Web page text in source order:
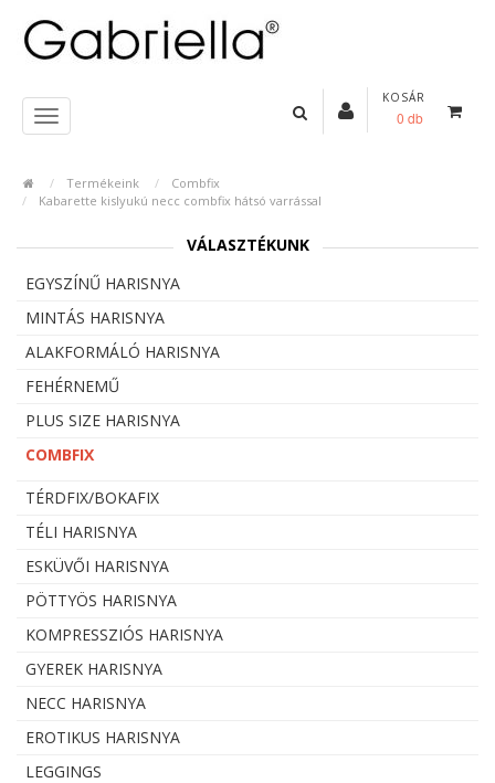
KOSÁR
0 db
Termékeink
Combfix
Kabarette kislyukú necc combfix hátsó varrással
VÁLASZTÉKUNK
EGYSZÍNŰ HARISNYA
MINTÁS HARISNYA
ALAKFORMÁLÓ HARISNYA
FEHÉRNEMŰ
PLUS SIZE HARISNYA
COMBFIX
TÉRDFIX/BOKAFIX
TÉLI HARISNYA
ESKÜVŐI HARISNYA
PÖTTYÖS HARISNYA
KOMPRESSZIÓS HARISNYA
GYEREK HARISNYA
NECC HARISNYA
EROTIKUS HARISNYA
LEGGINGS